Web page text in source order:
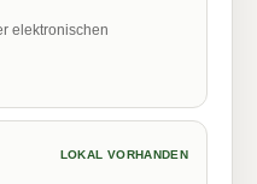
elektronischen
LOKAL VORHANDEN